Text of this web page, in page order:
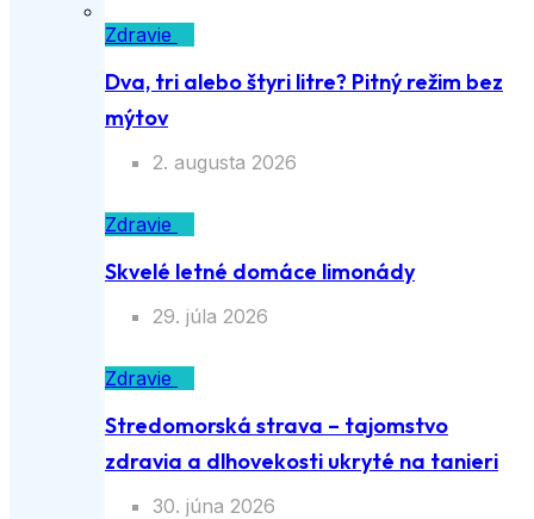
Zdravie
Dva, tri alebo štyri litre? Pitný režim bez
mýtov
2. augusta 2026
Zdravie
Skvelé letné domáce limonády
29. júla 2026
Zdravie
Stredomorská strava – tajomstvo
zdravia a dlhovekosti ukryté na tanieri
30. júna 2026